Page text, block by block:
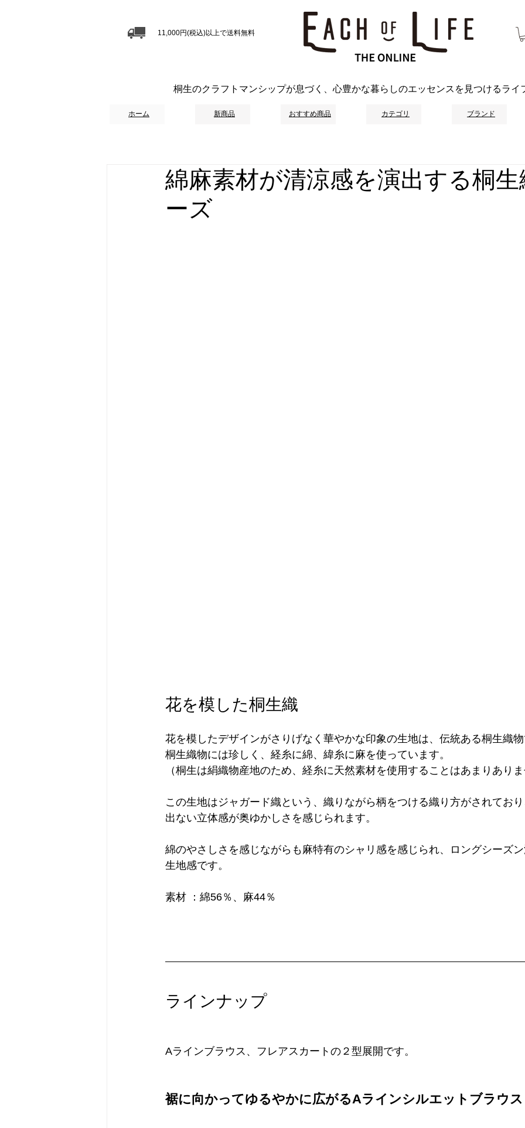
11,000円(税込)以上で送料無料
桐生のクラフトマンシップが息づく、心豊かな暮らしのエッセンスを見つけるライ
ホーム 新商品 おすすめ商品 カテゴリ ブランド
綿麻素材が清涼感を演出する桐生
ーズ
花を模した桐生織
花を模したデザインがさりげなく華やかな印象の生地は、伝統ある桐生織物
桐生織物には珍しく、経糸に綿、緯糸に麻を使っています。
（桐生は絹織物産地のため、経糸に天然素材を使用することはあまりありま
この生地はジャガード織という、織りながら柄をつける織り方がされてお
出ない立体感が奥ゆかしさを感じられます。
綿のやさしさを感じながらも麻特有のシャリ感を感じられ、ロングシーズ
生地感です。
素材 ：綿56％、麻44％
ラインナップ
Aラインブラウス、フレアスカートの２型展開です。
裾に向かってゆるやかに広がるAラインシルエットブラウス